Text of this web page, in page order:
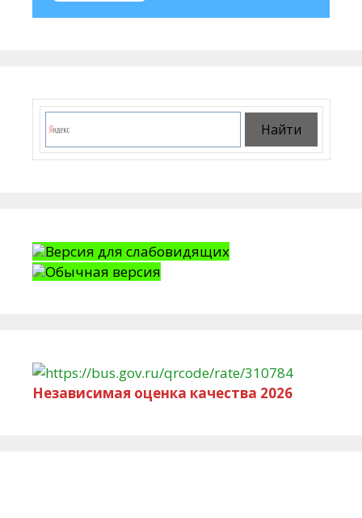
Версия для слабовидящих
Обычная версия
Независимая оценка качества 2026